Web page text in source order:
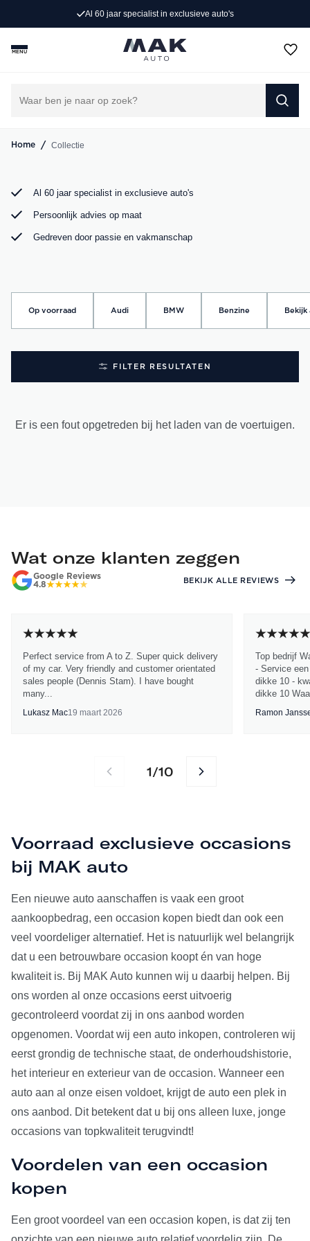
Al 60 jaar specialist in exclusieve auto's
MENU
Home / Collectie
Exclusieve occasions
Jong gebruikt, grondig gecontroleerd en klaar voor een
nieuw avontuur. Ontdek onze collectie Porsche, Audi,
Al 60 jaar specialist in exclusieve auto's
Persoonlijk advies op maat
Gedreven door passie en vakmanschap
Op voorraad Audi BMW Benzine Bekijk
FILTER RESULTATEN
Er is een fout opgetreden bij het laden van de voertuigen.
Wat onze klanten zeggen
Google Reviews
4.8
BEKIJK ALLE REVIEWS
Perfect service from A to Z. Super quick delivery
of my car. Very friendly and customer orientated
sales people (Dennis Stam). I have bought
many...
Lukasz Mac19 maart 2026
Top bedrijf
- Service
dikke 10 -
dikke 10
Ramon
1/10
Voorraad exclusieve occasions
bij MAK auto
Een nieuwe auto aanschaffen is vaak een groot
aankoopbedrag, een occasion kopen biedt dan ook een
veel voordeliger alternatief. Het is natuurlijk wel belangrijk
dat u een betrouwbare occasion koopt én van hoge
kwaliteit is. Bij MAK Auto kunnen wij u daarbij helpen. Bij
ons worden al onze occasions eerst uitvoerig
gecontroleerd voordat zij in ons aanbod worden
opgenomen. Voordat wij een auto inkopen, controleren wij
eerst grondig de technische staat, de onderhoudshistorie,
het interieur en exterieur van de occasion. Wanneer een
auto aan al onze eisen voldoet, krijgt de auto een plek in
ons aanbod. Dit betekent dat u bij ons alleen luxe, jonge
occasions van topkwaliteit terugvindt!
Voordelen van een occasion
kopen
Een groot voordeel van een occasion kopen, is dat zij ten